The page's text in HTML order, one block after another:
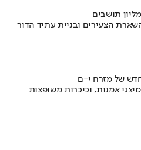
הצעירים ובניית עתיד הדור
של מזרח י-ם
אמנות, וכיכרות משופצות